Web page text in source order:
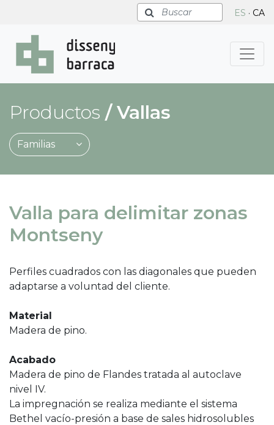
Buscar
ES · CA
Productos /Vallas
Familias
Valla para delimitar zonas
Montseny
Perfiles cuadrados con las diagonales que pueden
adaptarse a voluntad del cliente.
Material
Madera de pino.
Acabado
Madera de pino de Flandes tratada al autoclave
nivel IV.
La impregnación se realiza mediante el sistema
Bethel vacío-presión a base de sales hidrosolubles